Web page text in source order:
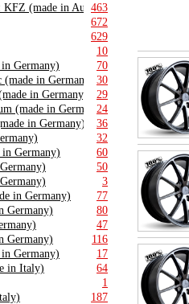
KFZ (made in Austria)
463
672
629
10
Germany)
70
in Germany)
30
in Germany)
29
(made in Germany)
24
in Germany)
36
32
Germany)
60
50
3
in Germany)
77
Germany)
80
47
Germany)
116
Germany)
17
in Italy)
64
1
187